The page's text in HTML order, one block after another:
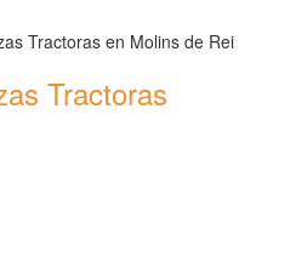
Tractoras